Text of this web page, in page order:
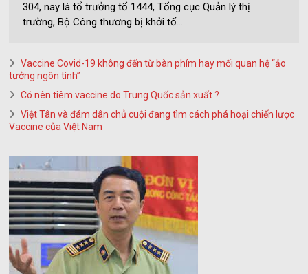
304, nay là tổ trưởng tổ 1444, Tổng cục Quản lý thị
trường, Bộ Công thương bị khởi tố...
Vaccine Covid-19 không đến từ bàn phím hay mối quan hệ “ảo
tưởng ngôn tình”
Có nên tiêm vaccine do Trung Quốc sản xuất ?
Việt Tân và đám dân chủ cuội đang tìm cách phá hoại chiến lược
Vaccine của Việt Nam